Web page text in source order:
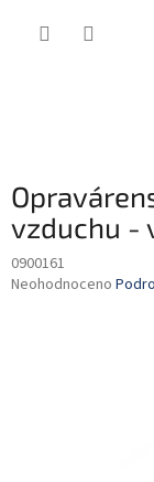
vzduchu -
0900161
Průměrné
Neohodnoceno